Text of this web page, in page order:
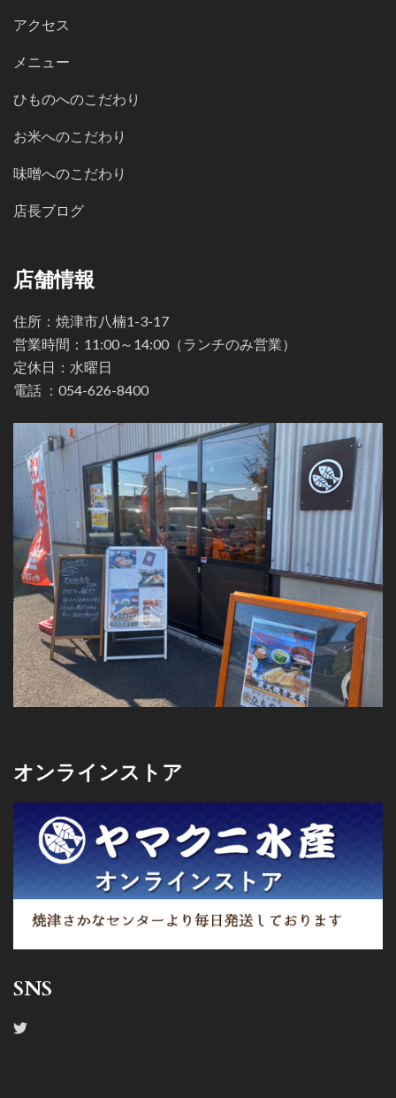
アクセス
メニュー
ひものへのこだわり
お米へのこだわり
味噌へのこだわり
店長ブログ
店舗情報
住所：焼津市八楠1-3-17
営業時間：11:00～14:00（ランチのみ営業）
定休日：水曜日
電話 ： 054-626-8400
オンラインストア
SNS